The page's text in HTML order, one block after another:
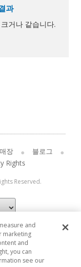
과
거나 같습니다.
매장
블로그
Rights
Reserved.
and
marketing
and
you can
see our